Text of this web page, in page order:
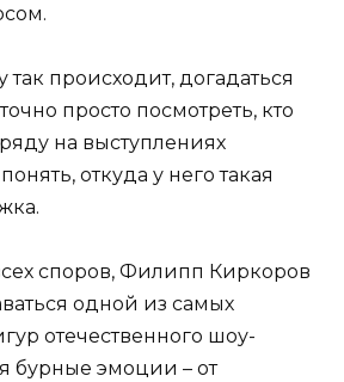
происходит, догадаться
просто посмотреть, кто
на выступлениях
откуда у него такая
споров, Филипп Киркоров
одной из самых
отечественного шоу-
бурные эмоции – от